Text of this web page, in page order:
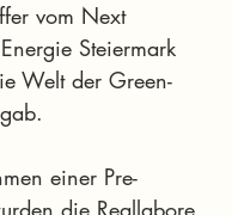
vom Next
Steiermark
Welt der Green-
einer Pre-
die Reallabore